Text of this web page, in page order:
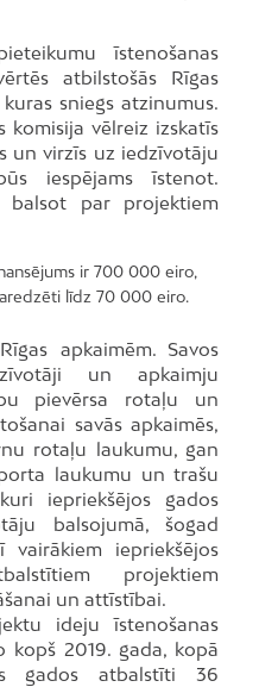
īstenošanas
atbilstošās Rīgas
sniegs atzinumus.
komisija vēlreiz izskatīs
un virzīs uz iedzīvotāju
iespējams īstenot.
balsot par projektiem
ir 700 000 eiro,
līdz 70 000 eiro.
apkaimēm. Savos
un apkaimju
pievērsa rotaļu un
savās apkaimēs,
rotaļu laukumu, gan
laukumu un trašu
iepriekšējos gados
balsojumā, šogad
iepriekšējos
projektiem
un attīstībai.
ideju īstenošanas
kopš 2019. gada, kopā
gados atbalstīti 36